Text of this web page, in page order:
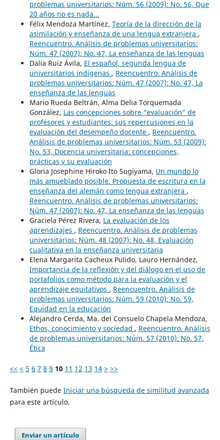
problemas universitarios: Núm. 56 (2009): No. 56, Que
20 años no es nada...
Félix Mendoza Martínez, Teoría de la dirección de la
asimilación y enseñanza de una lengua extranjera ,
Reencuentro. Análisis de problemas universitarios:
Núm. 47 (2007): No. 47, La enseñanza de las lenguas
Dalia Ruiz Ávila, El español, segunda lengua de
universitarios indígenas , Reencuentro. Análisis de
problemas universitarios: Núm. 47 (2007): No. 47, La
enseñanza de las lenguas
Mario Rueda Beltrán, Alma Delia Torquemada
González, Las concepciones sobre “evaluación” de
profesores y estudiantes: sus repercusiones en la
evaluación del desempeño docente , Reencuentro.
Análisis de problemas universitarios: Núm. 53 (2009):
No. 53, Docencia universitaria: concepciones,
prácticas y su evaluación
Gloria Josephine Hiroko Ito Sugiyama, Un mundo lo
más amueblado posible. Propuesta de escritura en la
enseñanza del alemán como lengua extranjera ,
Reencuentro. Análisis de problemas universitarios:
Núm. 47 (2007): No. 47, La enseñanza de las lenguas
Graciela Pérez Rivera, La evaluación de los
aprendizajes , Reencuentro. Análisis de problemas
universitarios: Núm. 48 (2007): No. 48, Evaluación
cualitativa en la enseñanza universitaria
Elena Margarita Cacheux Pulido, Lauro Hernández,
Importancia de la reflexión y del diálogo en el uso de
portafolios como método para la evaluación y el
aprendizaje equitativos , Reencuentro. Análisis de
problemas universitarios: Núm. 59 (2010): No. 59,
Equidad en la educación
Alejandro Cerda, Ma. del Consuelo Chapela Mendoza,
Ethos, conocimiento y sociedad , Reencuentro. Análisis
de problemas universitarios: Núm. 57 (2010): No. 57,
Ética
<< < 5 6 7 8 9 10 11 12 13 14 > >>
También puede Iniciar una búsqueda de similitud avanzada
para este artículo.
Enviar un artículo